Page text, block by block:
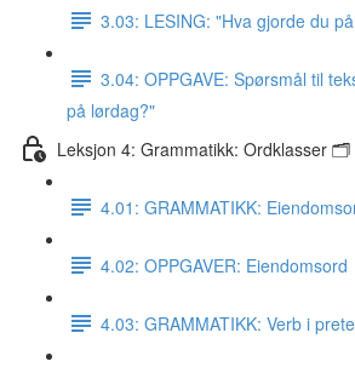
3.03: LESING: "Hva gjorde du
3.04: OPPGAVE: Spørsmål til
på lørdag?"
Leksjon 4: Grammatikk: Ordklasser 🗂
4.01: GRAMMATIKK:
4.02: OPPGAVER: Eiendomsord
4.03: GRAMMATIKK: Verb i